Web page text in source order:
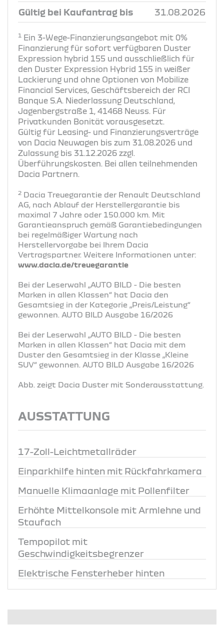
Gültig bei Kaufantrag bis 31.08.2026
1 Ein 3-Wege-Finanzierungsangebot mit 0%
Finanzierung für sofort verfügbaren Duster
Expression hybrid 155 und ausschließlich für
den Duster Expression Hybrid 155 in weißer
Lackierung und ohne Optionen von Mobilize
Financial Services, Geschäftsbereich der RCI
Banque S.A. Niederlassung Deutschland,
Jagenbergstraße 1, 41468 Neuss. Für
Privatkunden Bonität vorausgesetzt.
Gültig für Leasing- und Finanzierungsverträge
von Dacia Neuwagen bis zum 31.08.2026 und
Zulassung bis 31.12.2026 zzgl.
Überführungskosten. Bei allen teilnehmenden
Dacia Partnern.
2 Dacia Treuegarantie der Renault Deutschland
AG, nach Ablauf der Herstellergarantie bis
maximal 7 Jahre oder 150.000 km. Mit
Garantieanspruch gemäß Garantiebedingungen
bei regelmäßiger Wartung nach
Herstellervorgabe bei Ihrem Dacia
Vertragspartner. Weitere Informationen unter:
www.dacia.de/treuegarantie
Bei der Leserwahl „AUTO BILD - Die besten
Marken in allen Klassen“ hat Dacia den
Gesamtsieg in der Kategorie „Preis/Leistung“
gewonnen. AUTO BILD Ausgabe 16/2026
Bei der Leserwahl „AUTO BILD - Die besten
Marken in allen Klassen“ hat Dacia mit dem
Duster den Gesamtsieg in der Klasse „Kleine
SUV“ gewonnen. AUTO BILD Ausgabe 16/2026
Abb. zeigt Dacia Duster mit Sonderausstattung.
AUSSTATTUNG
17-Zoll-Leichtmetallräder
Einparkhilfe hinten mit Rückfahrkamera
Manuelle Klimaanlage mit Pollenfilter
Erhöhte Mittelkonsole mit Armlehne und
Staufach
Tempopilot mit
Geschwindigkeitsbegrenzer
Elektrische Fensterheber hinten